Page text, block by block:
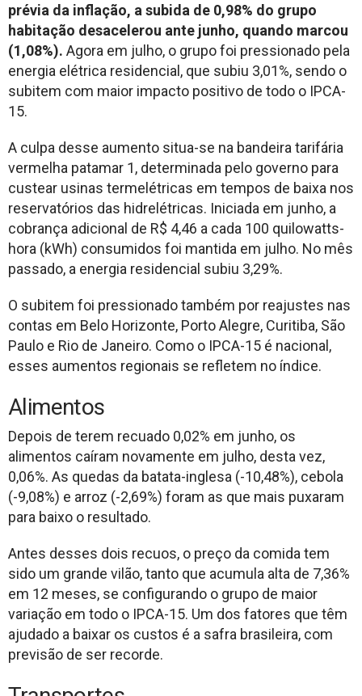
prévia da inflação, a subida de 0,98% do grupo
habitação desacelerou ante junho, quando marcou
(1,08%). Agora em julho, o grupo foi pressionado pela
energia elétrica residencial, que subiu 3,01%, sendo o
subitem com maior impacto positivo de todo o IPCA-
15.
A culpa desse aumento situa-se na bandeira tarifária
vermelha patamar 1, determinada pelo governo para
custear usinas termelétricas em tempos de baixa nos
reservatórios das hidrelétricas. Iniciada em junho, a
cobrança adicional de R$ 4,46 a cada 100 quilowatts-
hora (kWh) consumidos foi mantida em julho. No mês
passado, a energia residencial subiu 3,29%.
O subitem foi pressionado também por reajustes nas
contas em Belo Horizonte, Porto Alegre, Curitiba, São
Paulo e Rio de Janeiro. Como o IPCA-15 é nacional,
esses aumentos regionais se refletem no índice.
Alimentos
Depois de terem recuado 0,02% em junho, os
alimentos caíram novamente em julho, desta vez,
0,06%. As quedas da batata-inglesa (-10,48%), cebola
(-9,08%) e arroz (-2,69%) foram as que mais puxaram
para baixo o resultado.
Antes desses dois recuos, o preço da comida tem
sido um grande vilão, tanto que acumula alta de 7,36%
em 12 meses, se configurando o grupo de maior
variação em todo o IPCA-15. Um dos fatores que têm
ajudado a baixar os custos é a safra brasileira, com
previsão de ser recorde.